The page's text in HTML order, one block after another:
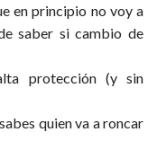
en principio no voy a
saber si cambio de
protección (y sin
quien va a roncar